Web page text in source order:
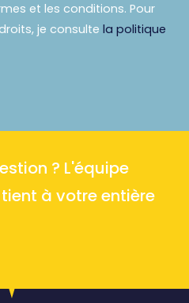
et les conditions. Pour
je consulte la politique
? L'équipe
à votre entière